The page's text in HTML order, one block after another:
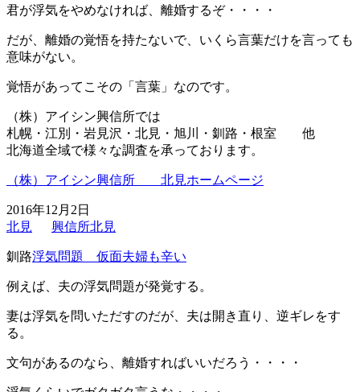
君が浮気をやめなければ、離婚するぞ・・・・
だが、離婚の覚悟を持たないで、いくら言葉だけを言っても
意味がない。
覚悟があってこその「言葉」なのです。
（株）アイシン興信所では
札幌・江別・岩見沢・北見・旭川・釧路・根室 他
北海道全域で様々な調査を承っております。
（株）アイシン興信所 北見ホームページ
2016年12月2日
北見
興信所北見
釧路浮気問題 仮面夫婦も辛い
例えば、夫の浮気問題が発覚する。
妻は浮気を問いただすのだが、夫は開き直り、逆ギレをす
る。
文句があるのなら、離婚すればいいだろう・・・・